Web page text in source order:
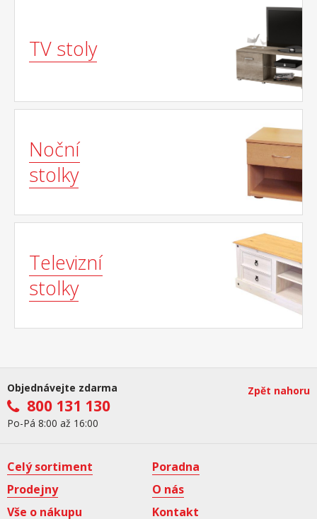
TV stoly
Noční
stolky
Televizní
stolky
Objednávejte zdarma
800 131 130
Po-Pá 8:00 až 16:00
Zpět nahoru
Celý sortiment
Poradna
Prodejny
O nás
Vše o nákupu
Kontakt